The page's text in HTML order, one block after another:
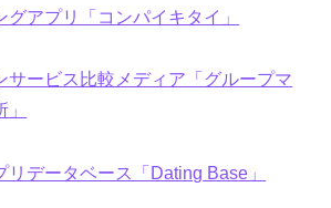
グアプリ「コンパイキタイ」
サービス比較メディア「グループマ
リデータベース「Dating Base」